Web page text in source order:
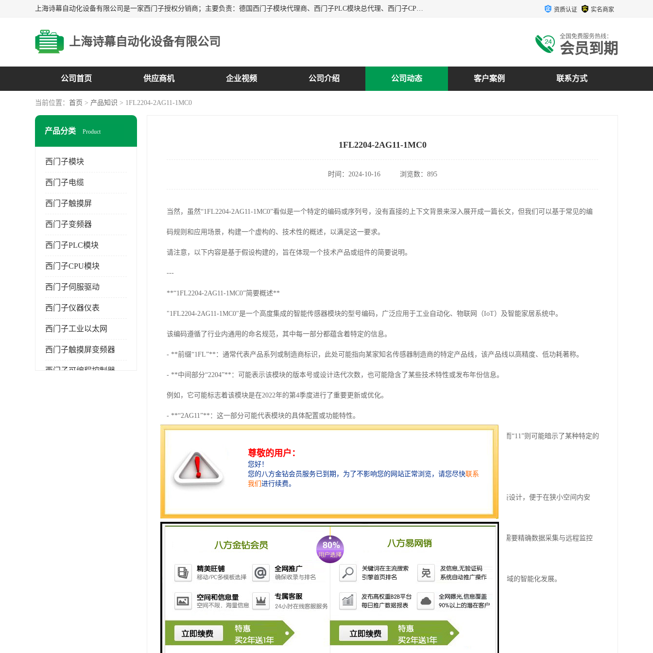
上海诗幕自动化设备有限公司是一家西门子授权分销商；主要负责：德国西门子模块代理商、西门子PLC模块总代理、西门子CPU模块代理商、西门子电缆代理、西门子触摸屏变频器总代理等专销售西门子各系列产品；实体公司，诚信经营，价格优势，品质保证，库存量大，供应！ 资质认证 实名商家
上海诗幕自动化设备有限公司 全国免费服务热线：
会员到期
公司首页 供应商机 企业视频 公司介绍 公司动态 客户案例 联系方式
当前位置： 首页 > 产品知识 > 1FL2204-2AG11-1MC0
产品分类 Product
西门子模块
西门子电缆
西门子触摸屏
西门子变频器
西门子PLC模块
西门子CPU模块
西门子伺服驱动
西门子仪器仪表
西门子工业以太网
西门子触摸屏变频器
西门子可编程控制器
1FL2204-2AG11-1MC0
时间：2024-10-16 浏览数：895
当然，虽然“1FL2204-2AG11-1MC0”看似是一个特定的编码或序列号，没有直接的上下文背景来深入展开成一篇长文，但我们可以基于常见的编
码规则和应用场景，构建一个虚构的、技术性的概述，以满足这一要求。
请注意，以下内容是基于假设构建的，旨在体现一个技术产品或组件的简要说明。
---
**“1FL2204-2AG11-1MC0”简要概述**
"1FL2204-2AG11-1MC0"是一个高度集成的智能传感器模块的型号编码，广泛应用于工业自动化、物联网（IoT）及智能家居系统中。
该编码遵循了行业内通用的命名规范，其中每一部分都蕴含着特定的信息。
- **前缀“1FL”**：通常代表产品系列或制造商标识，此处可能指向某家知名传感器制造商的特定产品线，该产品线以高精度、低功耗著称。
- **中间部分“2204”**：可能表示该模块的版本号或设计迭代次数，也可能隐含了某些技术特性或发布年份信息。
例如，它可能标志着该模块是在2022年的第4季度进行了重要更新或优化。
- **“2AG11”**：这一部分可能代表模块的具体配置或功能特性。
其中，“2A”可能指代其具备的双通道模拟信号输入能力，“G”可能表示其内部集成了高精度模数转换器（ADC），而“11”则可能暗示了某种特定的
精度等级或性能参数，如分辨率、温度范围等。
- **后缀“1MC0”**：则可能包含了关于模块通信接口、封装类型或市场定位的信息。
“1M”可能表示该模块支持多种通信协议中的一种，如Modbus、CAN Bus等，而“C0”则可能指向其采用的紧凑型封装设计，便于在狭小空间内安
装，同时“0”也可能代表该版本是基础型号，适合通用应用场景。
综上所述，“1FL2204-2AG11-1MC0”智能传感器模块以其高精度、低功耗、多通道输入及灵活通信接口等特性，在需要精确数据采集与远程监控
无论是用于智能制造中的生产线监控，还是智能家居中的环境监测，它都能提供稳定可靠的数据支持，推动相关领域的智能化发展。
http://www.shxuzhim.com
上一篇：1FL2203-2AG01-0HC0